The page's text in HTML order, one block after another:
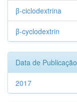
β-ciclodextrina
β-cyclodextrin
Data de Publicação
2017